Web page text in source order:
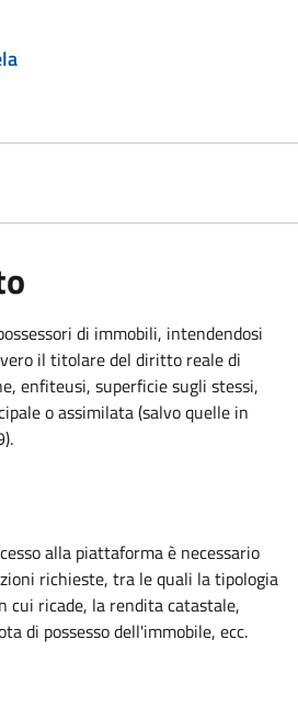
di immobili, intendendosi
il titolare del diritto reale di
enfiteusi, superficie sugli stessi,
o assimilata (salvo quelle in
alla piattaforma è necessario
richieste, tra le quali la tipologia
cui ricade, la rendita catastale,
di possesso dell'immobile, ecc.